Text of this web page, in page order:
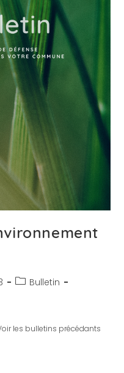
Bulletin
les bulletins précédants